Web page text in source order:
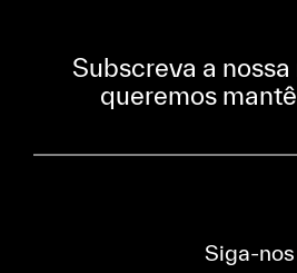
Subscreva a
queremos
Subscreva a nossa Newsletter
Siga-nos